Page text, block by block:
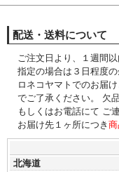
配送・送料について
ご注文日より、１週間
指定の場合は３日程度
ロネコヤマトでのお届
でご了承ください。 欠
もしくはお電話にて ご
お届け先１ヶ所につき
北海道